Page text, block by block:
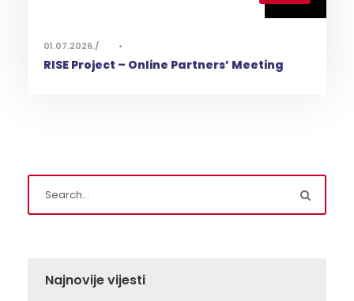
01.07.2026. •
RISE Project – Online Partners’ Meeting
Najnovije vijesti